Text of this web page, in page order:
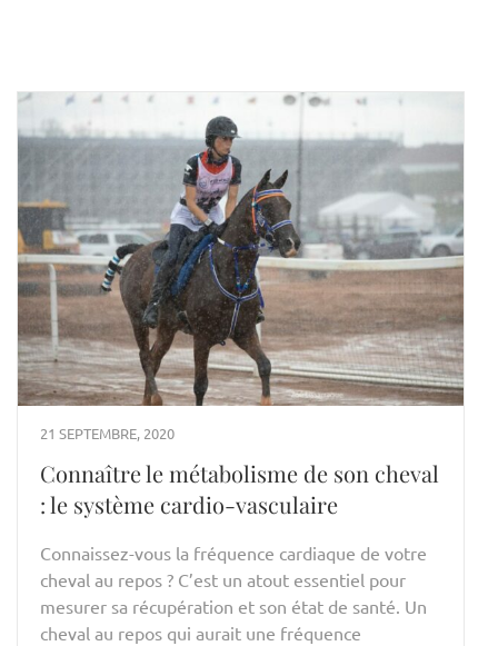
21 SEPTEMBRE, 2020
Connaître le métabolisme de son cheval
: le système cardio-vasculaire
Connaissez-vous la fréquence cardiaque de votre
cheval au repos ? C’est un atout essentiel pour
mesurer sa récupération et son état de santé. Un
cheval au repos qui aurait une fréquence